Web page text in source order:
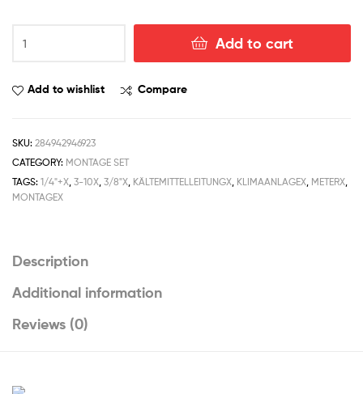
Add to cart
Add to wishlist Compare
SKU: 284942946923
CATEGORY: MONTAGE SET
TAGS: 1/4"+X 3-10X 3/8"X KÄLTEMITTELLEITUNGX KLIMAANLAGEX METERX
MONTAGEX
Description
Additional information
Reviews (0)